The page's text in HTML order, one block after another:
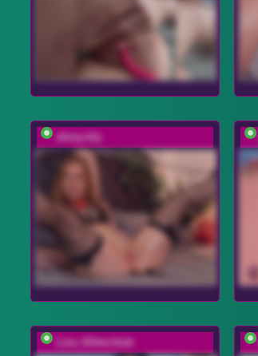
shiny-lily
Liza_Klitorchuk